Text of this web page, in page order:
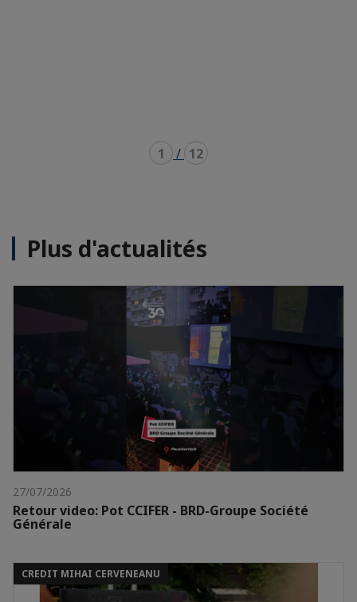
1 / 12
Plus d'actualités
27/07/2026
Retour video: Pot CCIFER - BRD-Groupe Société
Générale
CREDIT MIHAI CERVENEANU